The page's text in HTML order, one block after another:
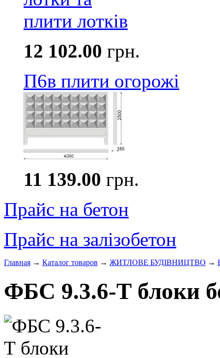
12 102.00 грн.
П6в плити огорожі
11 139.00 грн.
Прайс на бетон
Прайс на залізобетон
Главная → Каталог товаров → ЖИТЛОВЕ БУДIВНИЦТВО →
ФБС 9.3.6-Т блоки